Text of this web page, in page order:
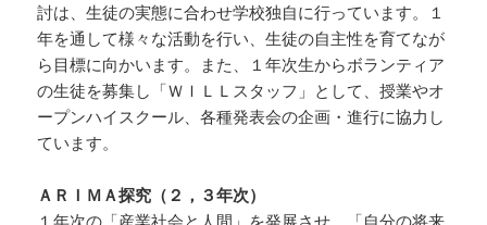
討は、生徒の実態に合わせ学校独自に行っています。１
年を通して様々な活動を行い、生徒の自主性を育てなが
ら目標に向かいます。また、１年次生からボランティア
の生徒を募集し「ＷＩＬＬスタッフ」として、授業やオ
ープンハイスクール、各種発表会の企画・進行に協力し
ています。
ＡＲＩＭＡ探究（２，３年次）